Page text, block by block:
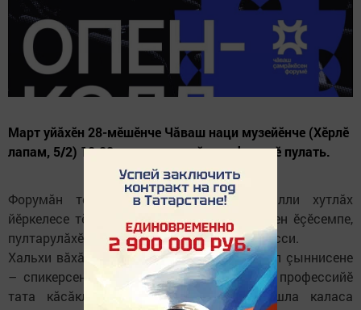
Март уйăхĕн 28-мĕшĕнче Чӑваш наци музейӗнче (Хӗрлӗ
лапам, 5/2) 10.00 сехетре çамрӑксен форумӗ пулать.
Форумăн тĕллевӗ – чӑвашла калаçмалли хутлӑх
йӗркелесе тĕрлĕ енпе тăрăшакан çамрăксен ӗçӗсемпе,
пултарулӑхӗпе тата проекчĕсемпе паллашасси.
Хальхи вăхăтра йӗркелӳçӗсем форумӑн тӗп çыннисене
– спикерсене шыраççӗ. Хăйӗн пултарулăхӗ, профессийӗ
тата кăсăклă проекчӗсем çинчен чăвашла каласа